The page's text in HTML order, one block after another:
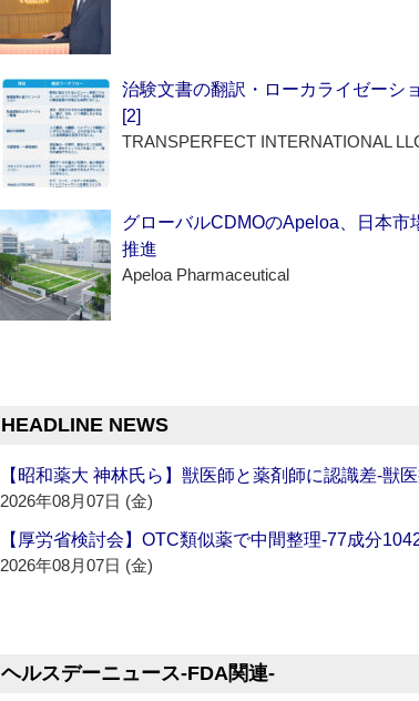
治験文書の翻訳・ローカライゼーシ
[2]
TRANSPERFECT INTERNATIONAL
グローバルCDMOのApeloa、日本
推進
Apeloa Pharmaceutical
HEADLINE NEWS
【昭和薬大 神林氏ら】獣医師と薬剤師に認識差‐獣
2026年08月07日 (金)
【厚労省検討会】OTC類似薬で中間整理‐77成分
2026年08月07日 (金)
ヘルスデーニュース‐FDA関連‐